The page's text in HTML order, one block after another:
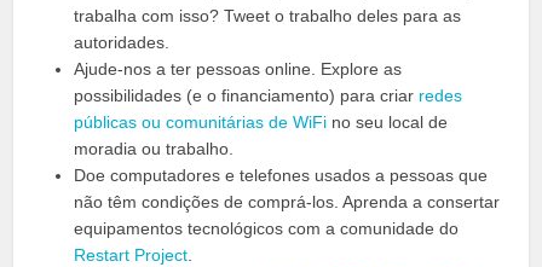
trabalha com isso? Tweet o trabalho deles para as
autoridades.
Ajude-nos a ter pessoas online. Explore as
possibilidades (e o financiamento) para criar redes
públicas ou comunitárias de WiFi no seu local de
moradia ou trabalho.
Doe computadores e telefones usados a pessoas que
não têm condições de comprá-los. Aprenda a consertar
equipamentos tecnológicos com a comunidade do
Restart Project.